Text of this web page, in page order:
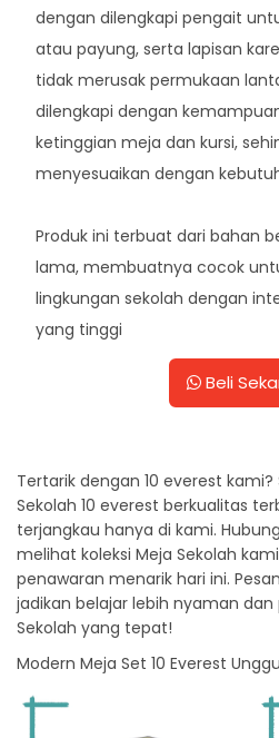
dengan dilengkapi pengait
atau payung, serta lapisan
tidak merusak permukaan
dilengkapi dengan
ketinggian meja dan kursi,
menyesuaikan dengan
Produk ini terbuat dari bahan
lama, membuatnya cocok
lingkungan sekolah dengan
yang tinggi
Beli
Tertarik dengan 10 everest
Sekolah 10 everest berkualitas
terjangkau hanya di kami.
melihat koleksi Meja Sekolah
penawaran menarik hari ini.
jadikan belajar lebih nyaman
Sekolah yang tepat!
Modern Meja Set 10 Everest